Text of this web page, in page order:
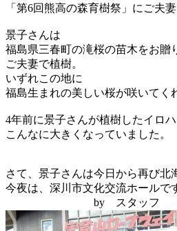
「第6回熊高の森育樹祭」にご夫
景子さんは
福島県三春町の滝桜の苗木をお贈
ご夫妻で植樹。
いずれこの地に
福島生まれの美しい桜が咲いてく
4年前に景子さんが植樹したイロ
こんなに大きくなっていました。
さて、景子さんは今日から再び北
今夜は、深川市文化交流ホールで
by スタッフ